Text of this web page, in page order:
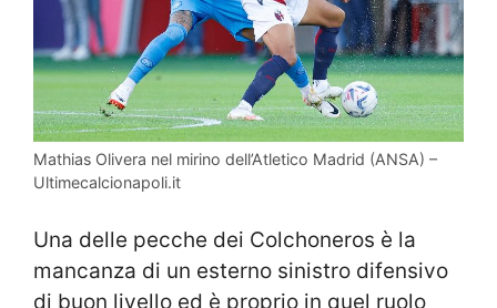
Mathias Olivera nel mirino dell’Atletico Madrid (ANSA) –
Ultimecalcionapoli.it
Una delle pecche dei Colchoneros è la
mancanza di un esterno sinistro difensivo
di buon livello ed è proprio in quel ruolo